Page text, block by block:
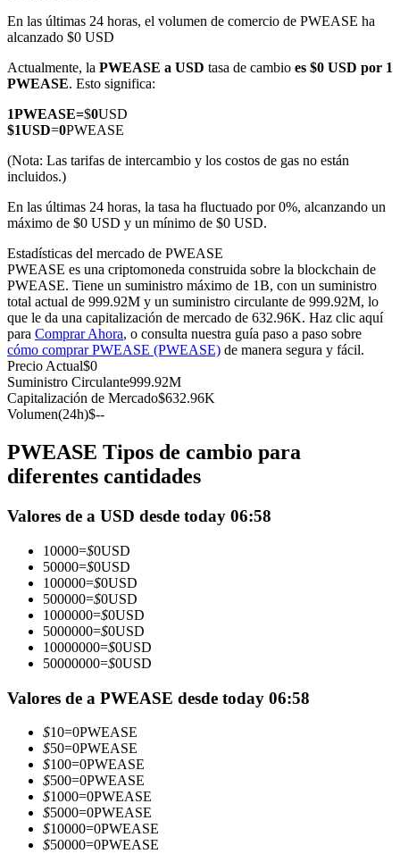
TradFi
Derivados de acciones, divisas, metales preciosos y materias
primas
Futuros del USDC
Futuros que utilizan USDC como garantía
Copiar Trading
Disfruta del reparto de beneficios y comisiones de copy trading
En las últimas 24 horas, el volumen de comercio de PWEASE ha
alcanzado $0 USD
Actualmente, la PWEASE a USD tasa de cambio es $0 USD por 1
PWEASE. Esto significa:
1PWEASE=$0USD
$1USD=0PWEASE
(Nota: Las tarifas de intercambio y los costos de gas no están
incluidos.)
En las últimas 24 horas, la tasa ha fluctuado por 0%, alcanzando un
máximo de $0 USD y un mínimo de $0 USD.
Estadísticas del mercado de PWEASE
PWEASE es una criptomoneda construida sobre la blockchain de
PWEASE. Tiene un suministro máximo de 1B, con un suministro
total actual de 999.92M y un suministro circulante de 999.92M, lo
que le da una capitalización de mercado de 632.96K. Haz clic aquí
para Comprar Ahora, o consulta nuestra guía paso a paso sobre
cómo comprar PWEASE (PWEASE) de manera segura y fácil.
Precio Actual$0
Suministro Circulante999.92M
Capitalización de Mercado$632.96K
Volumen(24h)$--
PWEASE Tipos de cambio para
diferentes cantidades
Valores de a USD desde today 06:58
10000=$0USD
50000=$0USD
100000=$0USD
500000=$0USD
1000000=$0USD
5000000=$0USD
10000000=$0USD
50000000=$0USD
Valores de a PWEASE desde today 06:58
$10=0PWEASE
$50=0PWEASE
$100=0PWEASE
$500=0PWEASE
$1000=0PWEASE
$5000=0PWEASE
$10000=0PWEASE
$50000=0PWEASE